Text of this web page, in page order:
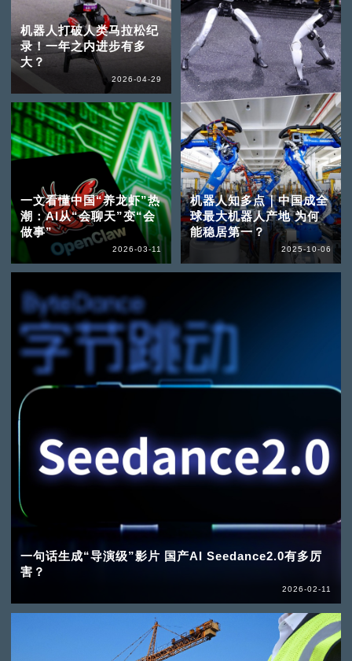
机器人打破人类马拉松纪
录！一年之内进步有多
大？
2026-04-29
一文看懂中国“养龙虾”热
潮：AI从“会聊天”变“会
做事”
2026-03-11
一句话生成“导演级”影片 国产AI Seedance2.0有多厉
害？
2026-02-11
机器人知多点｜中国成全
球最大机器人产地 为何
能稳居第一？
2025-10-06